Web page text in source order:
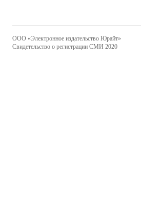
ООО «Электронное издательство Юрайт»
Свидетельство о регистрации СМИ 2020